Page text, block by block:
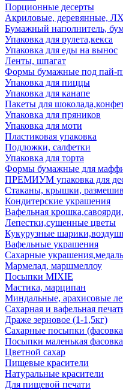
Порционные десерты
Акриловые, деревянные,
Бумажный наполнитель,
Упаковка для рулета,кекса
Упаковка для еды на вынос
Ленты, шпагат
Формы бумажные под пай-
Упаковка для пиццы
Упаковка для канапе
Пакеты для
Упаковка для пряников
Упаковка для моти
Пластиковая упаковка
Подложки, салфетки
Упаковка для торта
Формы бумажные для
ПРЕМИУМ упаковка для
Стаканы, крышки,
Кондитерские украшения
Вафельная
Лепестки,сушенные цветы
Кукурузные
Вафельные украшения
Сахарные
Мармелад, маршмеллоу
Посыпки MIXIE
Мастика, марципан
Миндальные, арахисовые
Сахарная и вафельная
Драже зерновое (1-1,5кг)
Сахарные посыпки
Посыпки маленькая фасовка
Цветной сахар
Пищевые красители
Натуральные красители
Для пищевой печати